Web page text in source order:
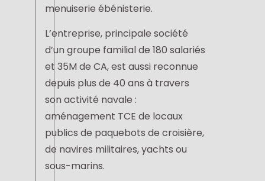
menuiserie ébénisterie.
L’entreprise, principale société
d’un groupe familial de 180 salariés
et 35M de CA, est aussi reconnue
depuis plus de 40 ans à travers
son activité navale :
aménagement TCE de locaux
publics de paquebots de croisière,
de navires militaires, yachts ou
sous-marins.